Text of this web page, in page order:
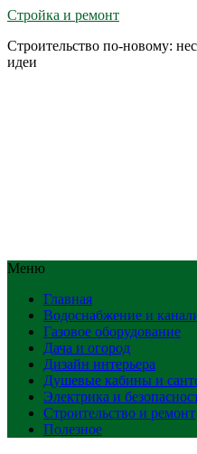
Стройка и ремонт
Строительство по-новому:
идеи
Меню
Главная
Водоснабжение и
Газовое оборудование
Дача и огород
Дизайн интерьера
Душевые кабины и
Электрика и
Строительство и ремонт
Полезное